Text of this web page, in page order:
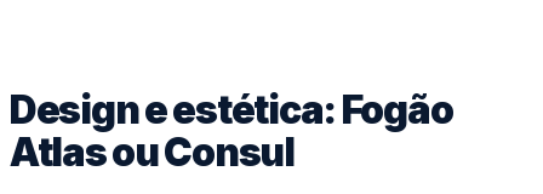
Design e estética: Fogão
Atlas ou Consul